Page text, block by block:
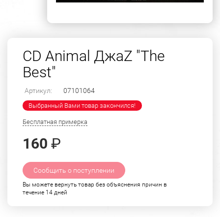
CD Animal ДжаZ "The
Best"
Артикул: 07101064
Выбранный Вами товар закончился!
Бесплатная примерка
160 ₽
Сообщить о поступлении
Вы можете вернуть товар без объяснения причин в
течение 14 дней